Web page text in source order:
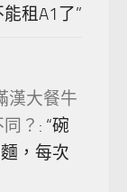
租A1了”
漢大餐牛
？ : “碗
，每次